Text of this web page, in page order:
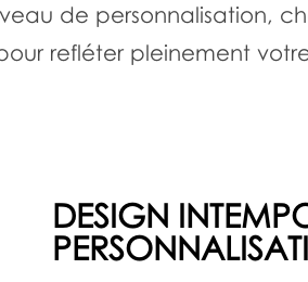
de personnalisation,
refléter pleinement
DESIGN